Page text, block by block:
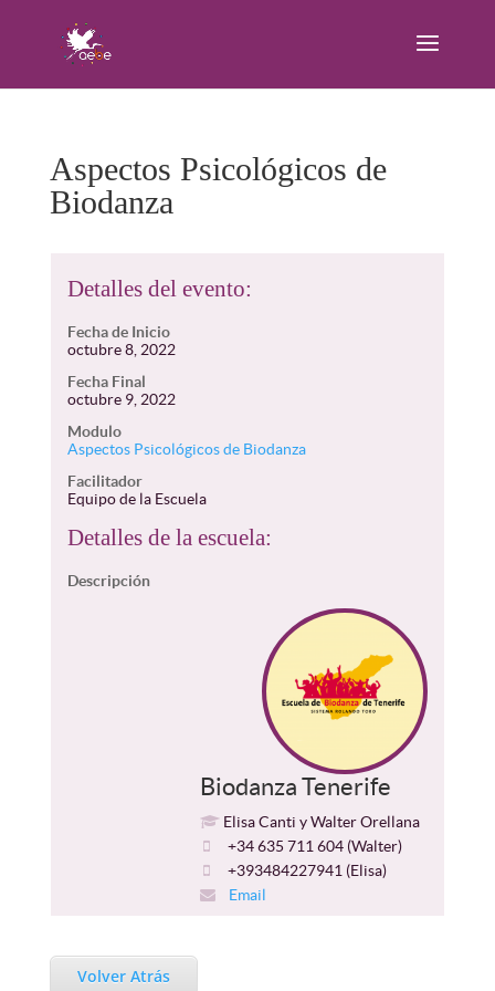
Aspectos Psicológicos de
Biodanza
Detalles del evento:
Fecha de Inicio
octubre 8, 2022
Fecha Final
octubre 9, 2022
Modulo
Aspectos Psicológicos de Biodanza
Facilitador
Equipo de la Escuela
Detalles de la escuela:
Descripción
Biodanza Tenerife
Elisa Canti y Walter Orellana
+34 635 711 604 (Walter)
+393484227941 (Elisa)
Email
Volver Atrás